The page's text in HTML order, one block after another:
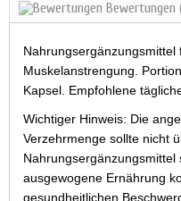
Bewertungen
Muskelanstrengung.
Kapsel. Empfohlene
Wichtiger Hinweis: Die
Verzehrmenge sollte nicht
ausgewogene Ernährung
gesundheitlichen